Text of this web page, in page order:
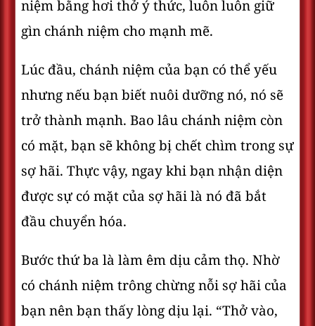
niệm bằng hơi thở ý thức, luôn luôn giữ
gìn chánh niệm cho mạnh mẽ.
Lúc đầu, chánh niệm của bạn có thể yếu
nhưng nếu bạn biết nuôi dưỡng nó, nó sẽ
trở thành mạnh. Bao lâu chánh niệm còn
có mặt, bạn sẽ không bị chết chìm trong sự
sợ hãi. Thực vậy, ngay khi bạn nhận diện
được sự có mặt của sợ hãi là nó đã bắt
đầu chuyển hóa.
Bước thứ ba là làm êm dịu cảm thọ. Nhờ
có chánh niệm trông chừng nỗi sợ hãi của
bạn nên bạn thấy lòng dịu lại. “Thở vào,